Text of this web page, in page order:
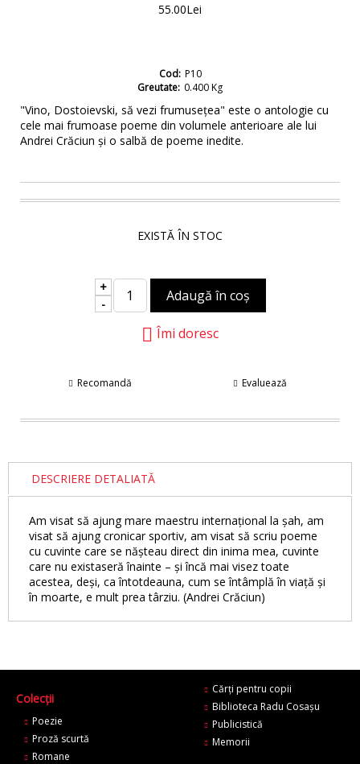
55.00Lei
Cod: P10
Greutate: 0.400Kg
"Vino, Dostoievski, să vezi frumusețea" este o antologie cu
cele mai frumoase poeme din volumele anterioare ale lui
Andrei Crăciun și o salbă de poeme inedite.
EXISTĂ ÎN STOC
+
-
Îmi doresc
Recomandă Evaluează
DESCRIERE DETALIATĂ
Am visat să ajung mare maestru internațional la șah, am
visat să ajung cronicar sportiv, am visat să scriu poeme
cu cuvinte care se nășteau direct din inima mea, cuvinte
care nu existaseră înainte – și încă mai visez toate
acestea, deși, ca întotdeauna, cum se întâmplă în viață și
în moarte, e mult prea târziu. (Andrei Crăciun)
Colecții
Poezie
Proză scurtă
Romane
Cărți pentru copii
Biblioteca Radu Cosaşu
Publicistică
Memorii